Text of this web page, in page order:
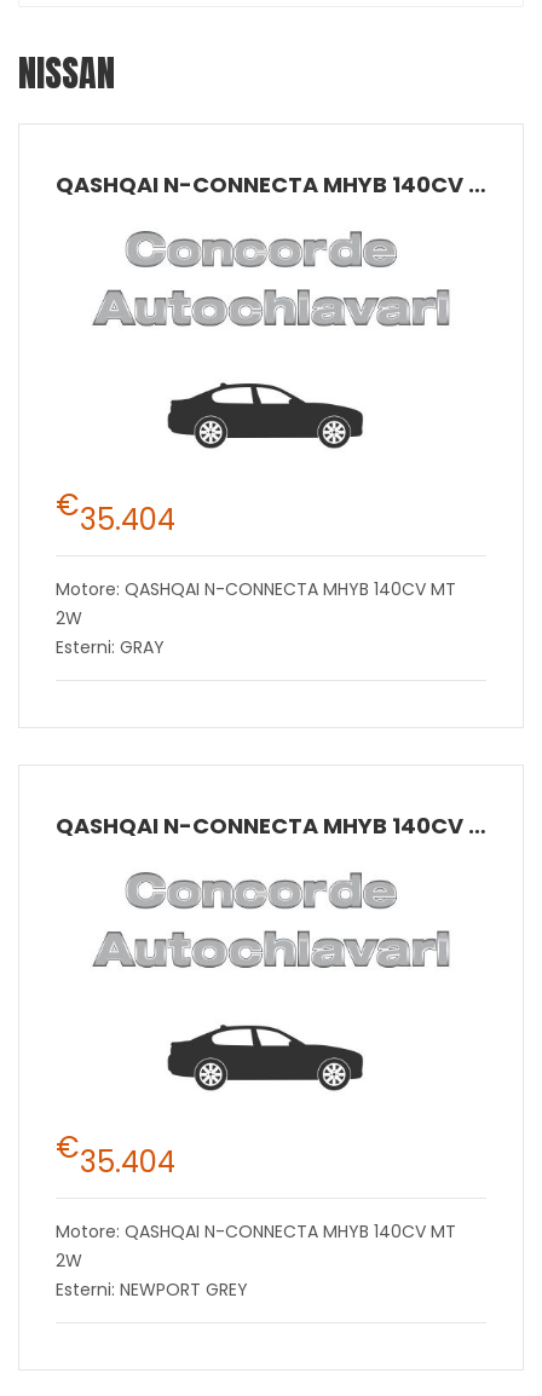
NISSAN
QASHQAI N-CONNECTA MHYB 140CV MT 2W
€35.404
Motore: QASHQAI N-CONNECTA MHYB 140CV MT
2W
Esterni: GRAY
QASHQAI N-CONNECTA MHYB 140CV MT 2W
€35.404
Motore: QASHQAI N-CONNECTA MHYB 140CV MT
2W
Esterni: NEWPORT GREY